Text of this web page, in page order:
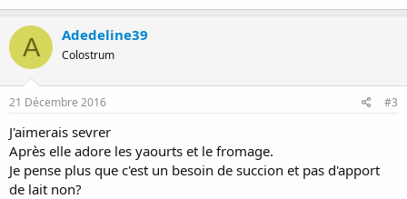
A Adedeline39
Colostrum
21 Décembre 2016 #3
J'aimerais sevrer
Après elle adore les yaourts et le fromage.
Je pense plus que c'est un besoin de succion et pas d'apport
de lait non?